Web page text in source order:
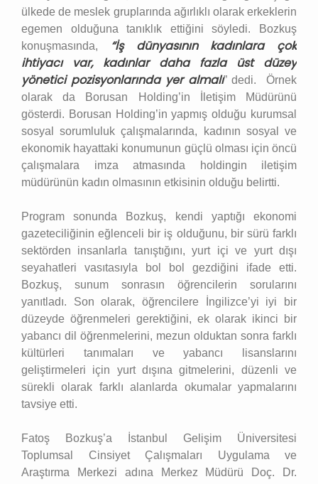
ülkede de meslek gruplarında ağırlıklı olarak erkeklerin
egemen olduğuna tanıklık ettiğini söyledi. Bozkuş
konuşmasında,
“İş dünyasının kadınlara çok
ihtiyacı var, kadınlar daha fazla üst düzey
yönetici pozisyonlarında yer almalı” dedi. Örnek
olarak da Borusan Holding’in İletişim Müdürünü
gösterdi. Borusan Holding’in yapmış olduğu kurumsal
sosyal sorumluluk çalışmalarında, kadının sosyal ve
ekonomik hayattaki konumunun güçlü olması için öncü
çalışmalara imza atmasında holdingin iletişim
müdürünün kadın olmasının etkisinin olduğu belirtti.
Program sonunda Bozkuş, kendi yaptığı ekonomi
gazeteciliğinin eğlenceli bir iş olduğunu, bir sürü farklı
sektörden insanlarla tanıştığını, yurt içi ve yurt dışı
seyahatleri vasıtasıyla bol bol gezdiğini ifade etti.
Bozkuş, sunum sonrasın öğrencilerin sorularını
yanıtladı. Son olarak, öğrencilere İngilizce’yi iyi bir
düzeyde öğrenmeleri gerektiğini, ek olarak ikinci bir
yabancı dil öğrenmelerini, mezun olduktan sonra farklı
kültürleri tanımaları ve yabancı lisanslarını
geliştirmeleri için yurt dışına gitmelerini, düzenli ve
sürekli olarak farklı alanlarda okumalar yapmalarını
tavsiye etti.
Fatoş Bozkuş’a İstanbul Gelişim Üniversitesi
Toplumsal Cinsiyet Çalışmaları Uygulama ve
Araştırma Merkezi adına Merkez Müdürü Doç. Dr.